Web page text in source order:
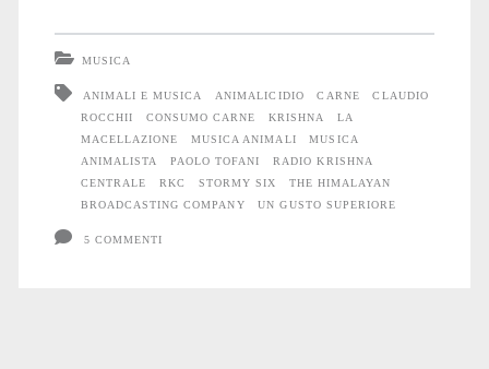
macellazione”
MUSICA
ANIMALI E MUSICA ANIMALICIDIO CARNE
CLAUDIO
ROCCHII
CONSUMO CARNE KRISHNA
LA
MACELLAZIONE
MUSICA ANIMALI
MUSICA
ANIMALISTA
PAOLO TOFANI
RADIO KRISHNA
CENTRALE
RKC STORMY SIX
THE HIMALAYAN
BROADCASTING COMPANY
UN GUSTO SUPERIORE
5 COMMENTI